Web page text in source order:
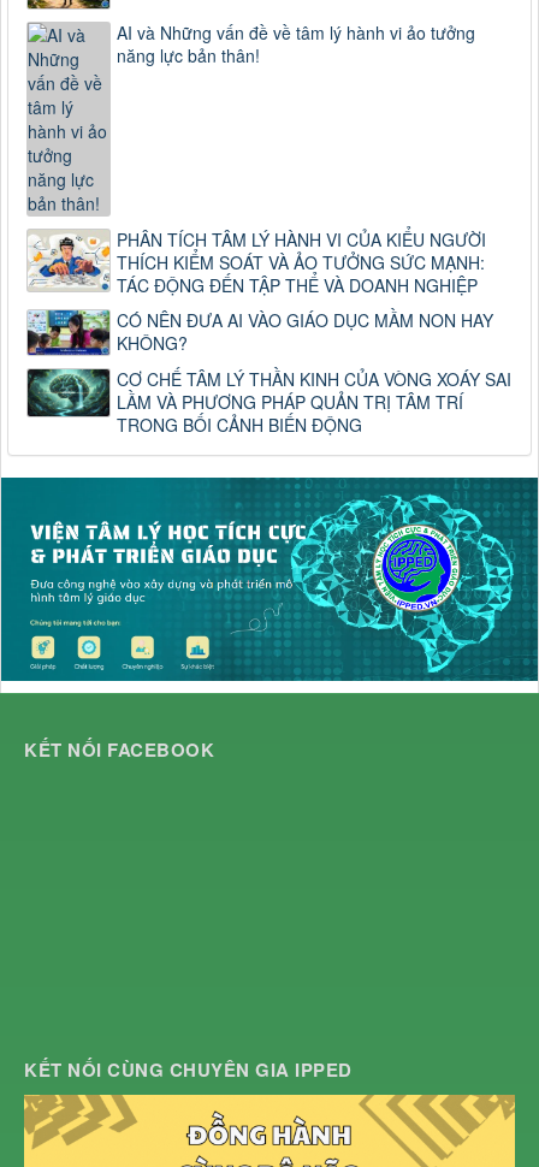
AI và Những vấn đề về tâm lý hành vi ảo tưởng
năng lực bản thân!
PHÂN TÍCH TÂM LÝ HÀNH VI CỦA KIỂU NGƯỜI
THÍCH KIỂM SOÁT VÀ ẢO TƯỞNG SỨC MẠNH:
TÁC ĐỘNG ĐẾN TẬP THỂ VÀ DOANH NGHIỆP
CÓ NÊN ĐƯA AI VÀO GIÁO DỤC MẦM NON HAY
KHÔNG?
CƠ CHẾ TÂM LÝ THẦN KINH CỦA VÒNG XOÁY SAI
LẦM VÀ PHƯƠNG PHÁP QUẢN TRỊ TÂM TRÍ
TRONG BỐI CẢNH BIẾN ĐỘNG
KẾT NỐI FACEBOOK
KẾT NỐI CÙNG CHUYÊN GIA IPPED